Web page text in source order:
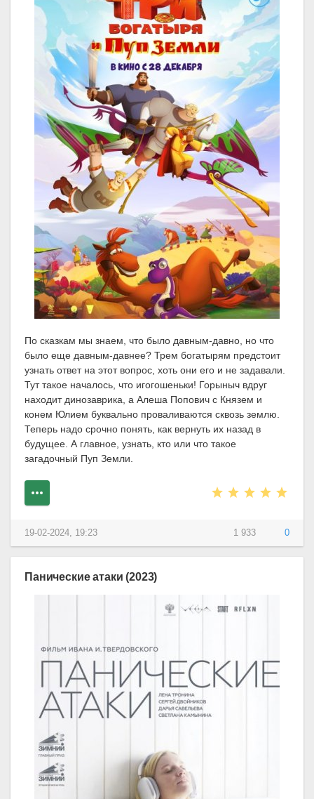
По сказкам мы знаем, что было давным-давно, но что
было еще давным-давнее? Трем богатырям предстоит
узнать ответ на этот вопрос, хоть они его и не задавали.
Тут такое началось, что игогошеньки! Горыныч вдруг
находит динозаврика, а Алеша Попович с Князем и
конем Юлием буквально проваливаются сквозь землю.
Теперь надо срочно понять, как вернуть их назад в
будущее. А главное, узнать, кто или что такое
загадочный Пуп Земли.
1 933 0
19-02-2024, 19:23
Панические атаки (2023)